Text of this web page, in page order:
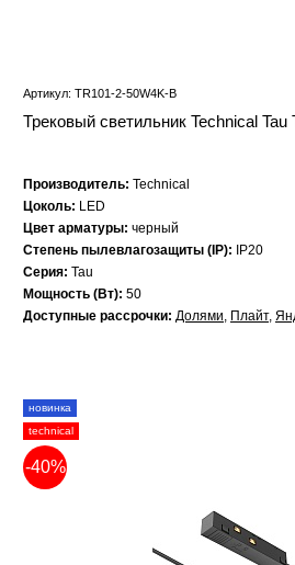
Артикул: TR101-2-50W4K-B
Трековый светильник Technical
Производитель: Technical
Цоколь: LED
Цвет арматуры: черный
Степень пылевлагозащиты (IP):
IP20
Серия: Tau
Мощность (Вт): 50
Доступные рассрочки: Долями, Плайт,
новинка
technical
-40%